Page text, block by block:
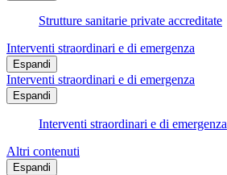
Strutture sanitarie private accreditate
Interventi straordinari e di emergenza
Espandi
Interventi straordinari e di emergenza
Espandi
Interventi straordinari e di emergenza
Altri contenuti
Espandi